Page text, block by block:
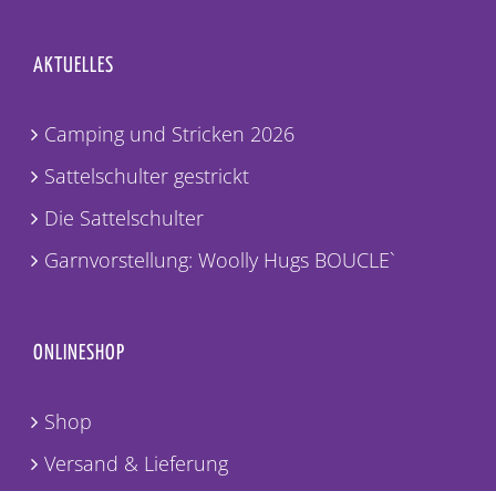
AKTUELLES
Camping und Stricken 2026
Sattelschulter gestrickt
Die Sattelschulter
Garnvorstellung: Woolly Hugs BOUCLE`
ONLINESHOP
Shop
Versand & Lieferung